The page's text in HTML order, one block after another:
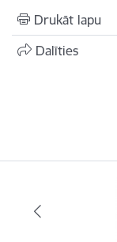
Drukāt lapu
Dalīties